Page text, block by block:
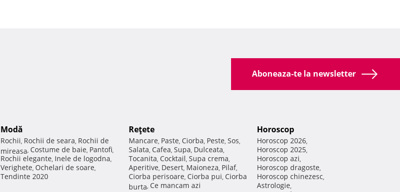
Aboneaza-te la newsletter
Modă
Rochii, Rochii de seara, Rochii de
mireasa, Costume de baie, Pantofi,
Rochii elegante, Inele de logodna,
Verighete, Ochelari de soare,
Tendinte 2020
Reţete
Mancare, Paste, Ciorba, Peste, Sos,
Salata, Cafea, Supa, Dulceata,
Tocanita, Cocktail, Supa crema,
Aperitive, Desert, Maioneza, Pilaf,
Ciorba perisoare, Ciorba pui, Ciorba
burta, Ce mancam azi
Horoscop
Horoscop 2026,
Horoscop 2025,
Horoscop azi,
Horoscop dragoste,
Horoscop chinezesc,
Astrologie,